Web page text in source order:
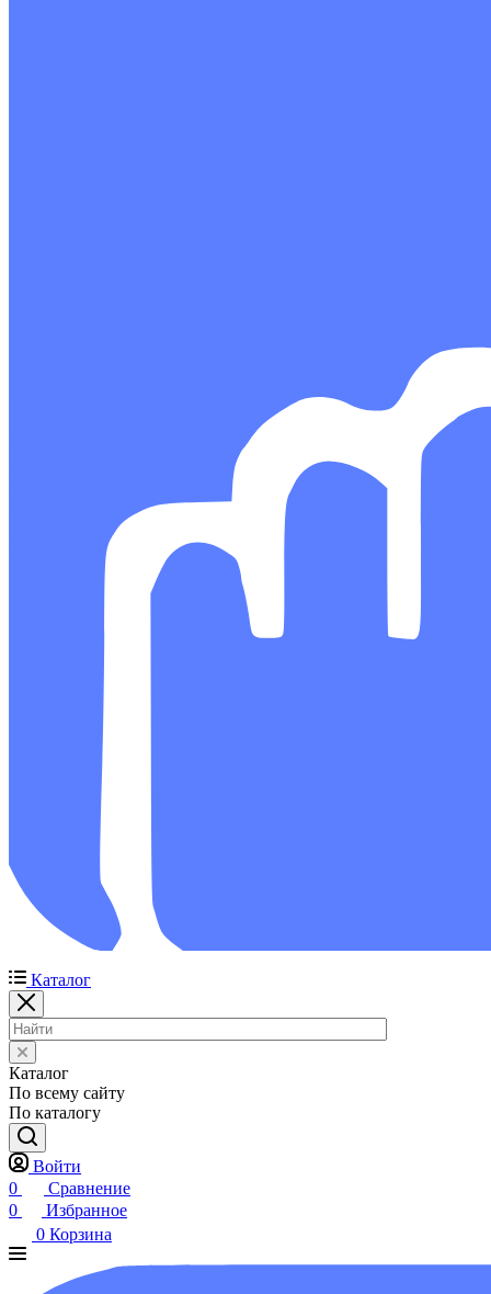
Каталог
Каталог
По всему сайту
По каталогу
Войти
0
Сравнение
0
Избранное
0 Корзина